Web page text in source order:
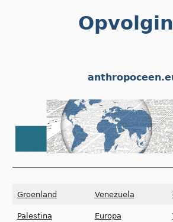
Groenland Venezuela
Palestina Europa